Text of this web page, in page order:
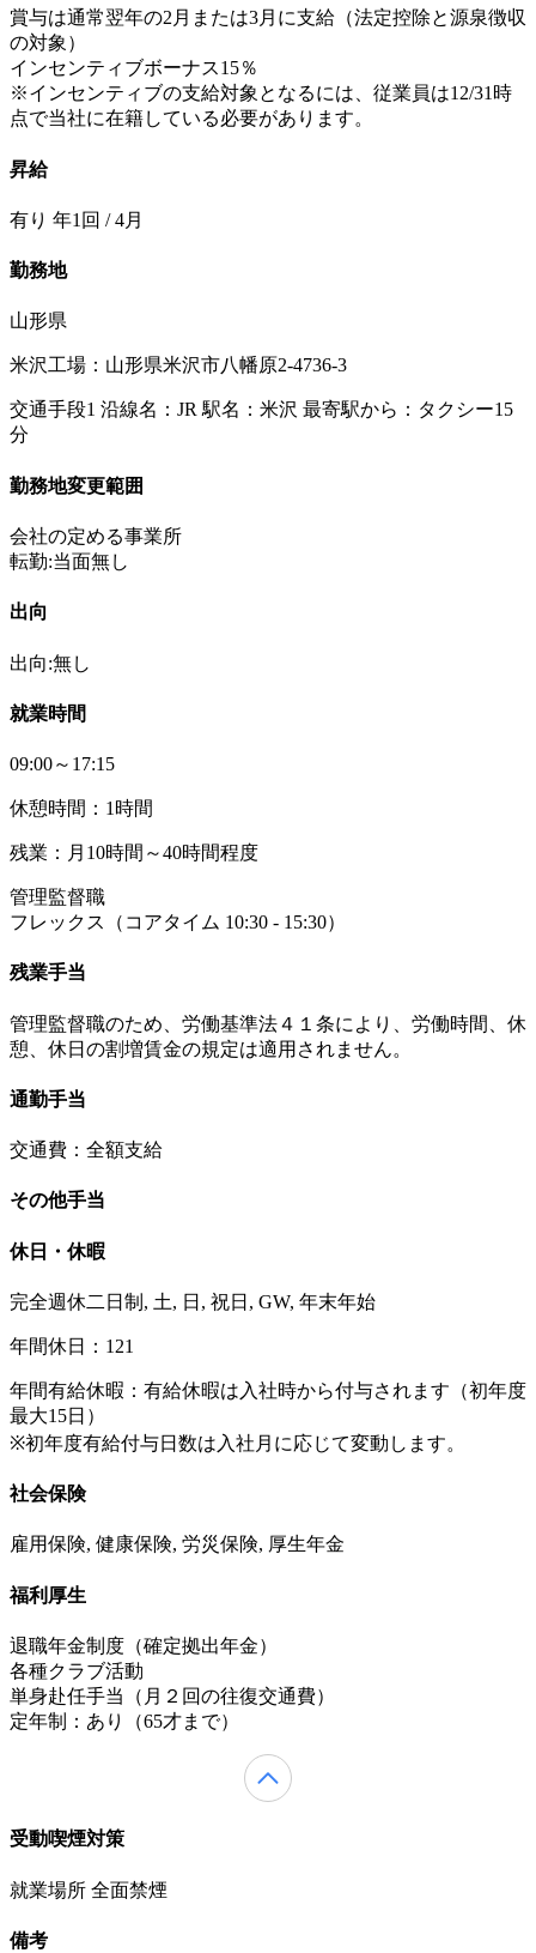
賞与は通常翌年の2月または3月に支給（法定控除と源泉徴収
の対象）
インセンティブボーナス15％
※インセンティブの支給対象となるには、従業員は12/31時
点で当社に在籍している必要があります。
昇給
有り 年1回 / 4月
勤務地
山形県
米沢工場：山形県米沢市八幡原2-4736-3
交通手段1 沿線名：JR 駅名：米沢 最寄駅から：タクシー15
分
勤務地変更範囲
会社の定める事業所
転勤:当面無し
出向
出向:無し
就業時間
09:00～17:15
休憩時間：1時間
残業：月10時間～40時間程度
管理監督職
フレックス（コアタイム 10:30 - 15:30）
残業手当
管理監督職のため、労働基準法４１条により、労働時間、休
憩、休日の割増賃金の規定は適用されません。
通勤手当
交通費：全額支給
その他手当
休日・休暇
完全週休二日制, 土, 日, 祝日, GW, 年末年始
年間休日：121
年間有給休暇：有給休暇は入社時から付与されます（初年度
最大15日）
※初年度有給付与日数は入社月に応じて変動します。
社会保険
雇用保険, 健康保険, 労災保険, 厚生年金
福利厚生
退職年金制度（確定拠出年金）
各種クラブ活動
単身赴任手当（月２回の往復交通費）
定年制：あり（65才まで）
受動喫煙対策
就業場所 全面禁煙
備考